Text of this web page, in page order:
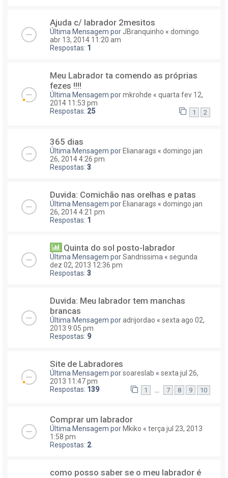
Ajuda c/ labrador 2mesitos
Última Mensagem por JBranquinho « domingo
abr 13, 2014 11:20 am
Respostas: 1
Meu Labrador ta comendo as próprias
fezes !!!!
Última Mensagem pormkrohde « quarta fev 12,
2014 11:53 pm
Respostas: 25 1 2
365 dias
Última Mensagem porElianarags « domingo jan
26, 2014 4:26 pm
Respostas: 3
Duvida: Comichão nas orelhas e patas
Última Mensagem porElianarags « domingo jan
26, 2014 4:21 pm
Respostas: 1
Quinta do sol posto-labrador
Última Mensagem porSandrissima « segunda
dez 02, 2013 12:36 pm
Respostas: 3
Duvida: Meu labrador tem manchas
brancas
Última Mensagem poradrijordao « sexta ago 02,
2013 9:05 pm
Respostas: 9
Site de Labradores
Última Mensagem porsoareslab « sexta jul 26,
2013 11:47 pm
Respostas: 139 1 7 8 9 10
Comprar um labrador
Última Mensagem por Mkiko « terça jul 23, 2013
1:58 pm
Respostas: 2
como posso saber se o meu labrador é